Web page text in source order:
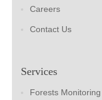
Careers
Contact Us
Services
Forests Monitoring